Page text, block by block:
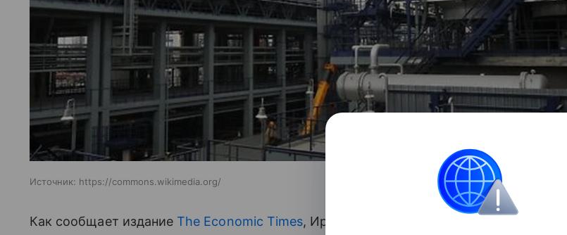
Источник: https://commons.wikimedia.org/
Как сообщает издание The Economic Times, Иран атаковал нефтяную инфраструктуру